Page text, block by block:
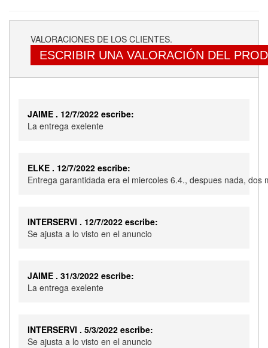
VALORACIONES DE LOS CLIENTES.
ESCRIBIR UNA VALORACIÓN DEL
JAIME . 12/7/2022 escribe:
La entrega exelente
ELKE . 12/7/2022 escribe:
Entrega garantidada era el miercoles 6.4., despues nada,
INTERSERVI . 12/7/2022 escribe:
Se ajusta a lo visto en el anuncio
JAIME . 31/3/2022 escribe:
La entrega exelente
INTERSERVI . 5/3/2022 escribe:
Se ajusta a lo visto en el anuncio